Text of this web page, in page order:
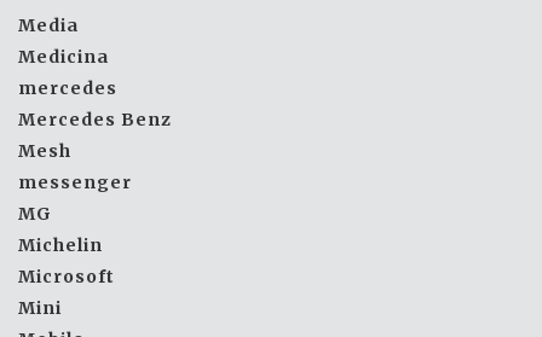
Media
Medicina
mercedes
Mercedes Benz
Mesh
messenger
MG
Michelin
Microsoft
Mini